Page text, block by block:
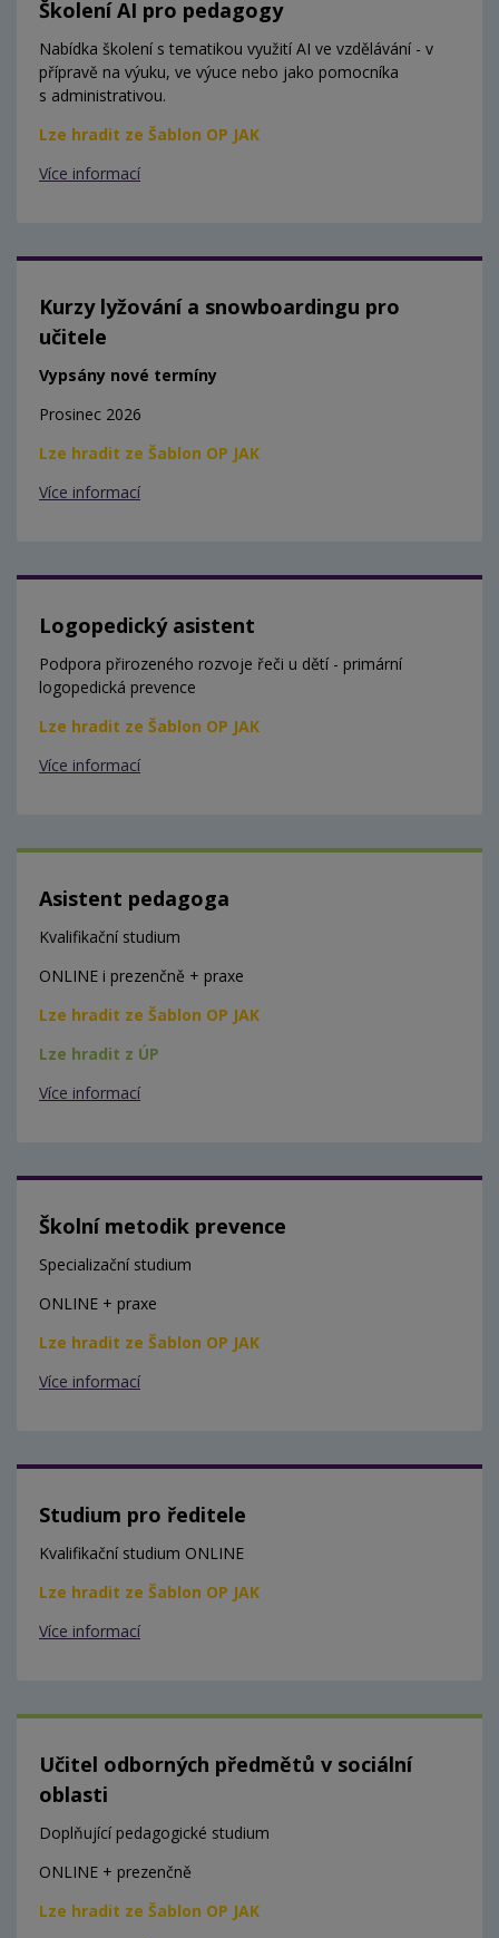
Školení AI pro pedagogy
Nabídka školení s tematikou využití AI ve vzdělávání - v
přípravě na výuku, ve výuce nebo jako pomocníka
s administrativou.
Lze hradit ze Šablon OP JAK
Více informací
Kurzy lyžování a snowboardingu pro
učitele
Vypsány nové termíny
Prosinec 2026
Lze hradit ze Šablon OP JAK
Více informací
Logopedický asistent
Podpora přirozeného rozvoje řeči u dětí - primární
logopedická prevence
Lze hradit ze Šablon OP JAK
Více informací
Asistent pedagoga
Kvalifikační studium
ONLINE i prezenčně + praxe
Lze hradit ze Šablon OP JAK
Lze hradit z ÚP
Více informací
Školní metodik prevence
Specializační studium
ONLINE + praxe
Lze hradit ze Šablon OP JAK
Více informací
Studium pro ředitele
Kvalifikační studium ONLINE
Lze hradit ze Šablon OP JAK
Více informací
Učitel odborných předmětů v sociální
oblasti
Doplňující pedagogické studium
ONLINE + prezenčně
Lze hradit ze Šablon OP JAK